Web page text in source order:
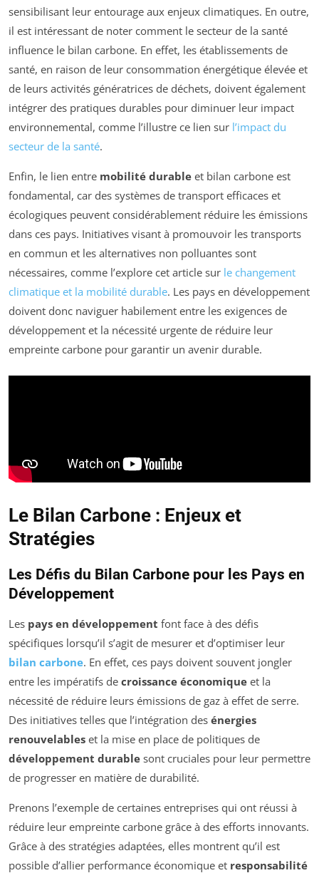
sensibilisant leur entourage aux enjeux climatiques. En outre,
il est intéressant de noter comment le secteur de la santé
influence le bilan carbone. En effet, les établissements de
santé, en raison de leur consommation énergétique élevée et
de leurs activités génératrices de déchets, doivent également
intégrer des pratiques durables pour diminuer leur impact
environnemental, comme l’illustre ce lien sur l’impact du
secteur de la santé.
Enfin, le lien entre mobilité durable et bilan carbone est
fondamental, car des systèmes de transport efficaces et
écologiques peuvent considérablement réduire les émissions
dans ces pays. Initiatives visant à promouvoir les transports
en commun et les alternatives non polluantes sont
nécessaires, comme l’explore cet article sur le changement
climatique et la mobilité durable. Les pays en développement
doivent donc naviguer habilement entre les exigences de
développement et la nécessité urgente de réduire leur
empreinte carbone pour garantir un avenir durable.
Le Bilan Carbone : Enjeux et
Stratégies
Les Défis du Bilan Carbone pour les Pays en
Développement
Les pays en développement font face à des défis
spécifiques lorsqu’il s’agit de mesurer et d’optimiser leur
bilan carbone. En effet, ces pays doivent souvent jongler
entre les impératifs de croissance économique et la
nécessité de réduire leurs émissions de gaz à effet de serre.
Des initiatives telles que l’intégration des énergies
renouvelables et la mise en place de politiques de
développement durable sont cruciales pour leur permettre
de progresser en matière de durabilité.
Prenons l’exemple de certaines entreprises qui ont réussi à
réduire leur empreinte carbone grâce à des efforts innovants.
Grâce à des stratégies adaptées, elles montrent qu’il est
possible d’allier performance économique et responsabilité